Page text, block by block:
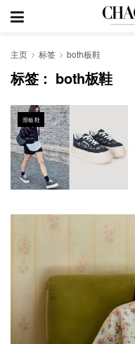
主页 标签 both板鞋
标签： both板鞋
滑板鞋